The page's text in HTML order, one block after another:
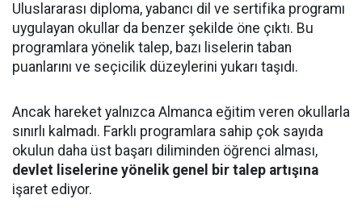
Uluslararası diploma, yabancı dil ve sertifika programı
uygulayan okullar da benzer şekilde öne çıktı. Bu
programlara yönelik talep, bazı liselerin taban
puanlarını ve seçicilik düzeylerini yukarı taşıdı.
Ancak hareket yalnızca Almanca eğitim veren okullarla
sınırlı kalmadı. Farklı programlara sahip çok sayıda
okulun daha üst başarı diliminden öğrenci alması,
devlet liselerine yönelik genel bir talep artışına
işaret ediyor.